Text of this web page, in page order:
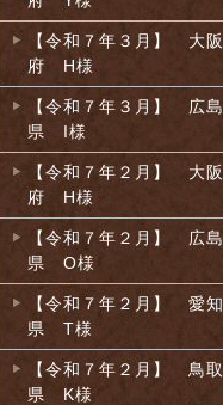
【令和７年３月】 大阪
府 H様
【令和７年３月】 広島
県 I様
【令和７年２月】 大阪
府 H様
【令和７年２月】 広島
県 O様
【令和７年２月】 愛知
県 T様
【令和７年２月】 鳥取
県 K様